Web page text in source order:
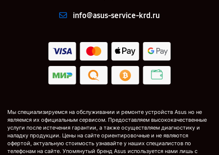
info@asus-service-krd.ru
Мы специализируемся на обслуживании и ремонте устройств Asus но не
являемся их официальным сервисом. Предоставляем высококачественные
услуги после истечения гарантии, а также осуществляем диагностику и
наладку продукции. Цены на сайте ориентировочные и не являются
офертой, актуальную стоимость узнавайте у наших специалистов по
телефонам на сайте. Упомянутый бренд Asus используется нами лишь с